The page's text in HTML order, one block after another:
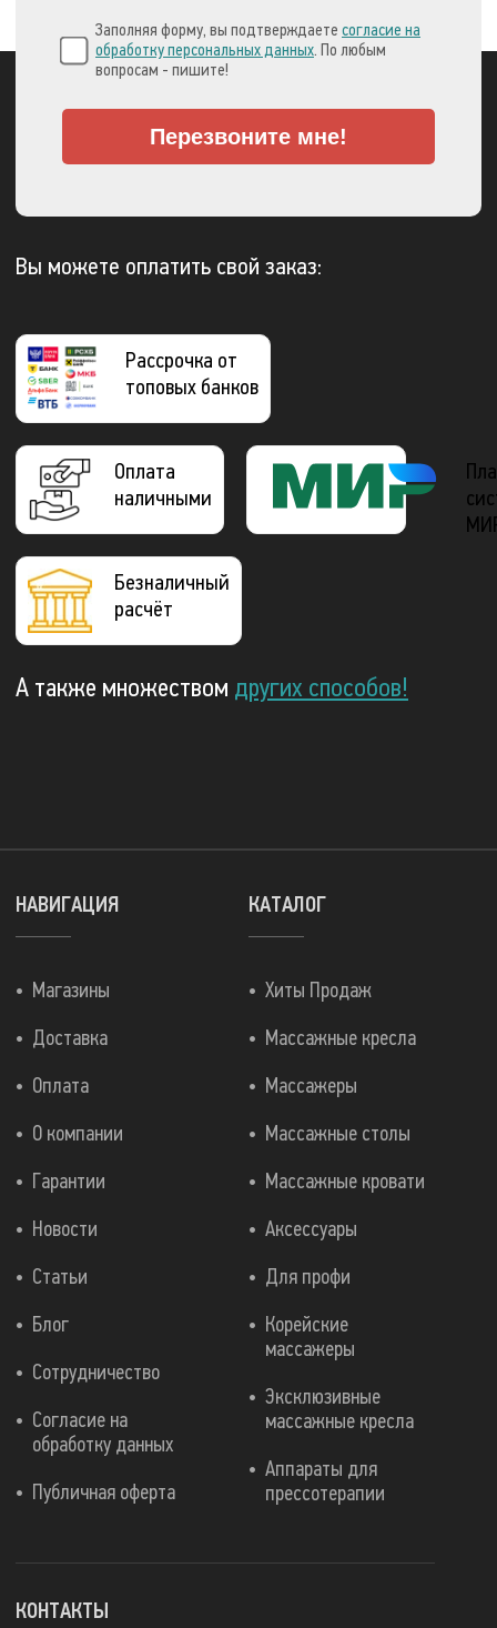
Заполняя форму, вы подтверждаете согласие на
обработку персональных данных. По любым
вопросам - пишите!
Перезвоните мне!
Вы можете оплатить свой заказ:
Рассрочка от
топовых банков
Оплата
наличными
Безналичный
расчёт
А также множеством других способов!
КАТАЛОГ
Хиты Продаж
Массажные кресла
Массажеры
Массажные столы
Массажные кровати
Аксессуары
Для профи
Корейские
массажеры
Эксклюзивные
массажные кресла
Аппараты для
прессотерапии
НАВИГАЦИЯ
Магазины
Доставка
Оплата
О компании
Гарантии
Новости
Статьи
Блог
Сотрудничество
Согласие на
обработку данных
Публичная оферта
КОНТАКТЫ